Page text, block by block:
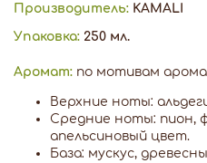
Производитель: KAMALI
Упаковка: 250 мл.
Аромат: по мотивам
Верхние ноты:
Средние ноты: пион,
апельсиновый цвет.
База: мускус,